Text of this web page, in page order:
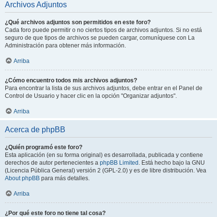
Archivos Adjuntos
¿Qué archivos adjuntos son permitidos en este foro?
Cada foro puede permitir o no ciertos tipos de archivos adjuntos. Si no está
seguro de que tipos de archivos se pueden cargar, comuníquese con La
Administración para obtener más información.
Arriba
¿Cómo encuentro todos mis archivos adjuntos?
Para encontrar la lista de sus archivos adjuntos, debe entrar en el Panel de
Control de Usuario y hacer clic en la opción "Organizar adjuntos".
Arriba
Acerca de phpBB
¿Quién programó este foro?
Esta aplicación (en su forma original) es desarrollada, publicada y contiene
derechos de autor pertenecientes a phpBB Limited . Está hecho bajo la GNU
(Licencia Pública General) versión 2 (GPL-2.0) y es de libre distribución. Vea
About phpBB para más detalles.
Arriba
¿Por qué este foro no tiene tal cosa?